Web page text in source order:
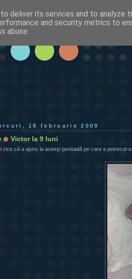
18 februarie 2009
Victor la 9 luni
zice că a ajuns la aceeşi perioadă pe care a petrecut-o
deliver its services and to analyze
and security metrics to
abuse.